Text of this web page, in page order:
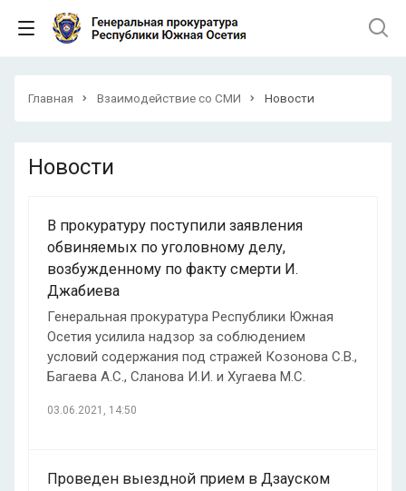
Главная Взаимодействие со СМИ Новости
Новости
В прокуратуру поступили заявления
обвиняемых по уголовному делу,
возбужденному по факту смерти И.
Джабиева
Генеральная прокуратура Республики Южная
Осетия усилила надзор за соблюдением
условий содержания под стражей Козонова С.В.,
Багаева А.С., Сланова И.И. и Хугаева М.С.
03.06.2021, 14:50
Проведен выездной прием в Дзауском